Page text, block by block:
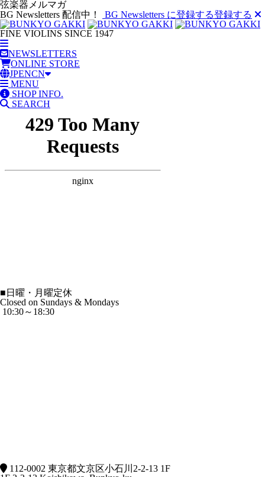
弦楽器メルマガ
BG Newsletters 配信中！
BG Newsletters に登録する登録する
FINE VIOLINS SINCE 1947
NEWSLETTERS
ONLINE STORE
JPENCN
MENU
SHOP INFO.
SEARCH
■ 日曜・月曜定休
Closed on Sundays & Mondays
10:30～18:30
112-0002 東京都文京区小石川2-2-13 1F